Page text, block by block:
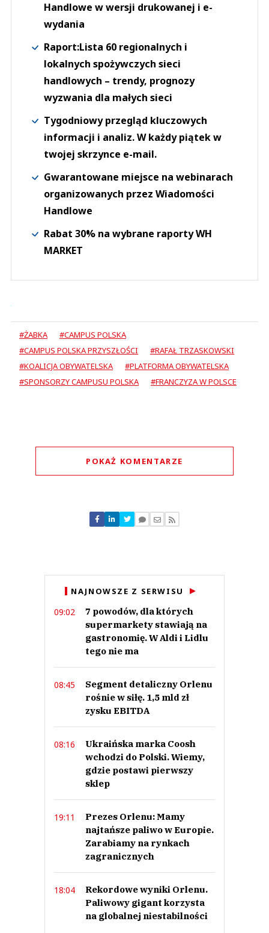
Handlowe w wersji drukowanej i e-
wydania
Raport:Lista 60 regionalnych i
lokalnych spożywczych sieci
handlowych – trendy, prognozy
wyzwania dla małych sieci
Tygodniowy przegląd kluczowych
informacji i analiz. W każdy piątek w
twojej skrzynce e-mail.
Gwarantowane miejsce na webinarach
organizowanych przez Wiadomości
Handlowe
Rabat 30% na wybrane raporty WH
MARKET
#ŻABKA
#CAMPUS POLSKA
#CAMPUS POLSKA PRZYSZŁOŚCI
#RAFAŁ TRZASKOWSKI
#KOALICJA OBYWATELSKA
#PLATFORMA OBYWATELSKA
#SPONSORZY CAMPUSU POLSKA
#FRANCZYZA W POLSCE
POKAŻ KOMENTARZE
This comment was minimized by the moderator on the site
TYCH WSZYSTKICH PRAWICOWYCH POLITYKÓW KOMENTATORÓW i
INTERNAUTÓW - DO WIĘZIENIA!!!
ae
Odpowiedz
45
Nie znaleziono komentarzy
Zostaw swoje komentarze
Imię (Wymagane)
Anuluj
Prześlij komentarz
NAJNOWSZE Z SERWISU
09:02
7 powodów, dla których
supermarkety stawiają na
gastronomię. W Aldi i Lidlu
tego nie ma
08:45
Segment detaliczny Orlenu
rośnie w siłę. 1,5 mld zł
zysku EBITDA
08:16
Ukraińska marka Coosh
wchodzi do Polski. Wiemy,
gdzie postawi pierwszy
sklep
19:11
Prezes Orlenu: Mamy
najtańsze paliwo w Europie.
Zarabiamy na rynkach
zagranicznych
18:04
Rekordowe wyniki Orlenu.
Paliwowy gigant korzysta
na globalnej niestabilności